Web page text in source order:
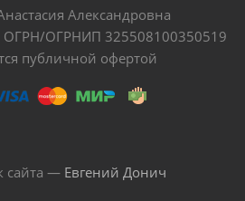
Александровна
ОГРНИП 325508100350519
публичной офертой
сайта — Евгений Донич